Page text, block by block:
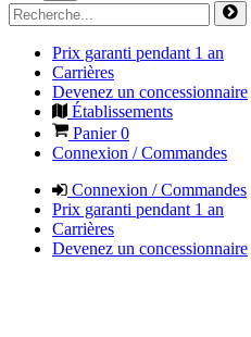
Prix garanti pendant 1 an
Carrières
Devenez un concessionnaire
Établissements
Panier0
Connexion / Commandes
Connexion / Commandes
Prix garanti pendant 1 an
Carrières
Devenez un concessionnaire